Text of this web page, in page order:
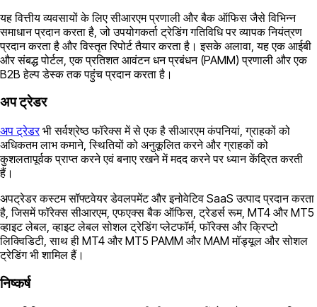
यह वित्तीय व्यवसायों के लिए सीआरएम प्रणाली और बैक ऑफिस जैसे विभिन्न
समाधान प्रदान करता है, जो उपयोगकर्ता ट्रेडिंग गतिविधि पर व्यापक नियंत्रण
प्रदान करता है और विस्तृत रिपोर्ट तैयार करता है। इसके अलावा, यह एक आईबी
और संबद्ध पोर्टल, एक प्रतिशत आवंटन धन प्रबंधन (PAMM) प्रणाली और एक
B2B हेल्प डेस्क तक पहुंच प्रदान करता है।
अप ट्रेडर
अप ट्रेडरभी सर्वश्रेष्ठ फॉरेक्स में से एक है सीआरएम कंपनियां, ग्राहकों को
अधिकतम लाभ कमाने, स्थितियों को अनुकूलित करने और ग्राहकों को
कुशलतापूर्वक प्राप्त करने एवं बनाए रखने में मदद करने पर ध्यान केंद्रित करती
हैं।
अपट्रेडर कस्टम सॉफ्टवेयर डेवलपमेंट और इनोवेटिव SaaS उत्पाद प्रदान करता
है, जिसमें फॉरेक्स सीआरएम, एफएक्स बैक ऑफिस, ट्रेडर्स रूम, MT4 और MT5
व्हाइट लेबल, व्हाइट लेबल सोशल ट्रेडिंग प्लेटफॉर्म, फॉरेक्स और क्रिप्टो
लिक्विडिटी, साथ ही MT4 और MT5 PAMM और MAM मॉड्यूल और सोशल
ट्रेडिंग भी शामिल हैं।
निष्कर्ष